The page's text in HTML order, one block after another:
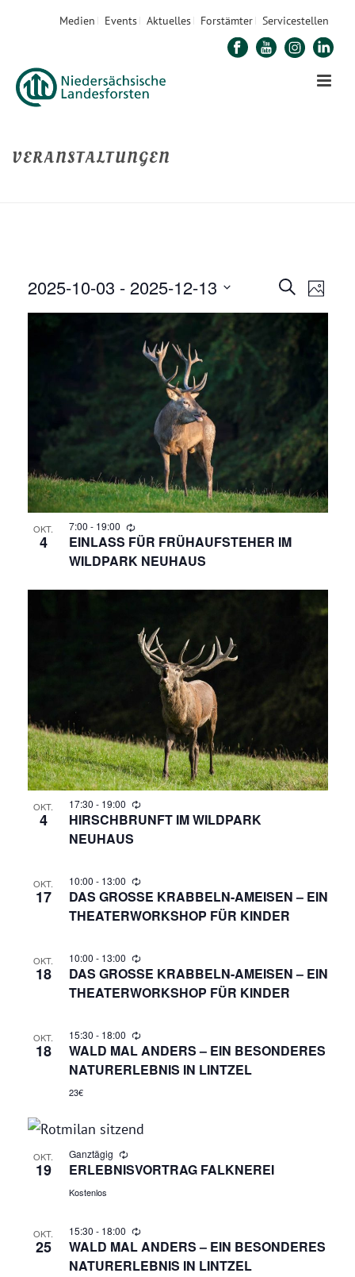
Medien Events Aktuelles Forstämter Servicestellen
VERANSTALTUNGEN
V
E
R
A
N
S
T
A
G
E
N
C
H
U
D
C
Suche V
E
A
S
T
A
T
A
I
T
E
V
A
O
Foto
2025-10-03 - 2025-12-13
Datum
OKT.
4
7:00 - 19:00
EINLASS FÜR FRÜHAUFSTEHER IM
WILDPARK NEUHAUS
OKT.
4
17:30 - 19:00
HIRSCHBRUNFT IM WILDPARK
NEUHAUS
OKT.
17
10:00 - 13:00
DAS GROSSE KRABBELN-AMEISEN – EIN T
HEATERWORKSHOP FÜR KINDER
OKT.
18
10:00 - 13:00
DAS GROSSE KRABBELN-AMEISEN – EIN T
HEATERWORKSHOP FÜR KINDER
OKT.
18
15:30 - 18:00
WALD MAL ANDERS – EIN BESONDERES
NATURERLEBNIS IN LINTZEL
23€
OKT.
19
Ganztägig
ERLEBNISVORTRAG FALKNEREI
Kostenlos
OKT.
25
15:30 - 18:00
WALD MAL ANDERS – EIN BESONDERES
NATURERLEBNIS IN LINTZEL